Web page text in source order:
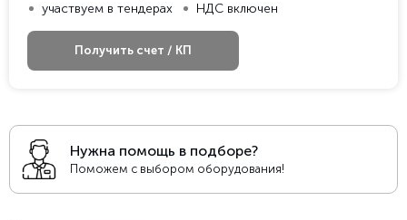
Нужна помощь в подборе?
Поможем с выбором оборудования!
участвуем в тендерах
НДС включен
Получить счет / КП